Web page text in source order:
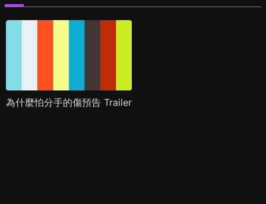
為什麼怕分手的傷預告 Trailer